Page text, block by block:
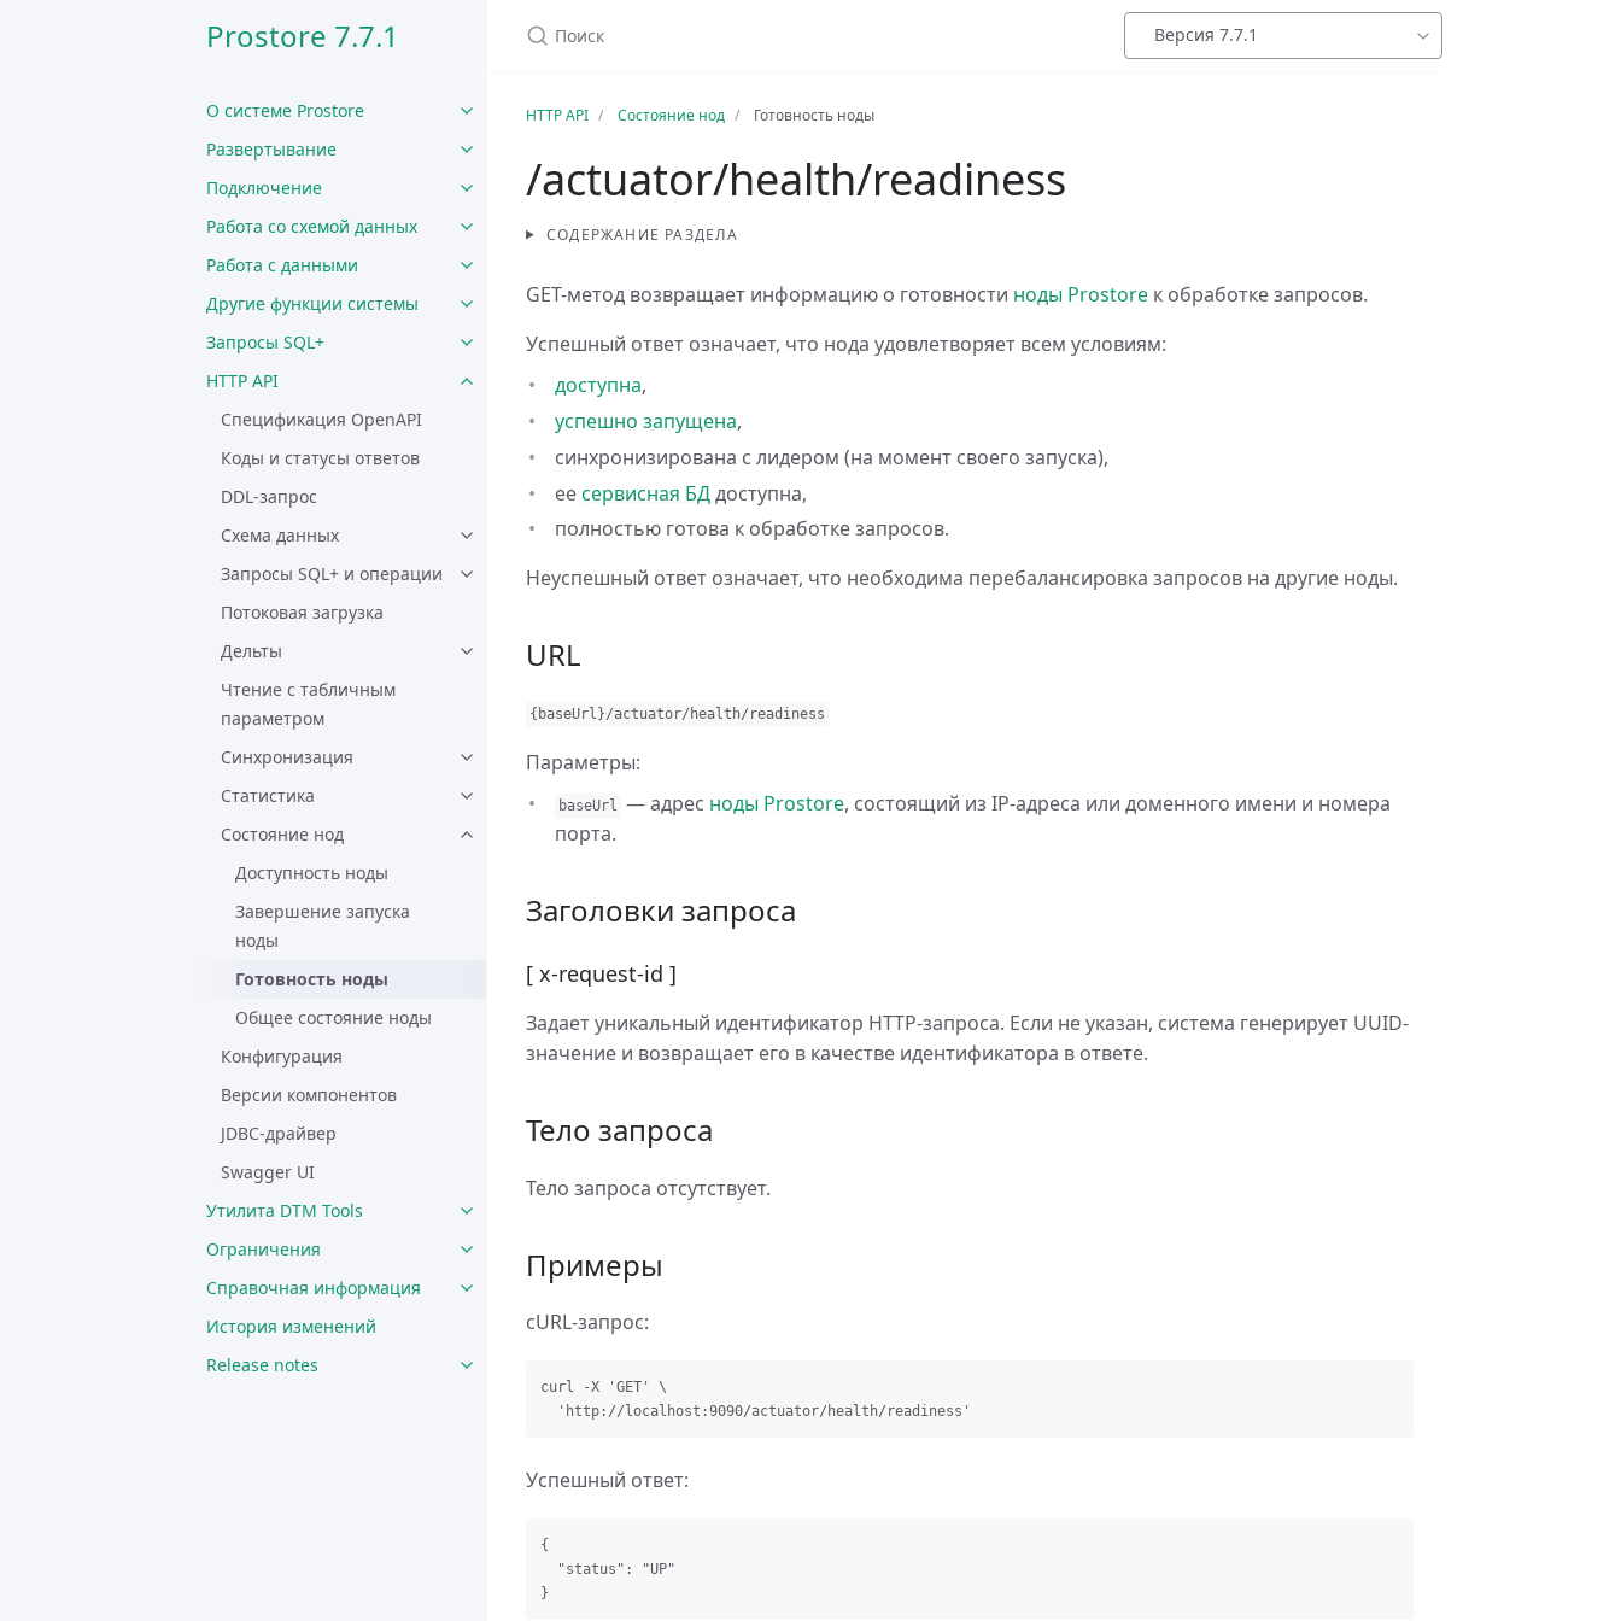
Prostore 7.7.1
О системе Prostore
Развертывание
Подключение
Работа со схемой данных
Работа с данными
Другие функции системы
Запросы SQL+
HTTP API
Спецификация OpenAPI
Коды и статусы ответов
DDL-запрос
Схема данных
Запросы SQL+ и операции
Потоковая загрузка
Дельты
Чтение с табличным
параметром
Синхронизация
Статистика
Состояние нод
Доступность ноды
Завершение запуска
ноды
Готовность ноды
Общее состояние ноды
Конфигурация
Версии компонентов
JDBC-драйвер
Swagger UI
Утилита DTM Tools
Ограничения
Справочная информация
История изменений
Release notes
Версия 7.7.1
HTTP API Состояние нод Готовность ноды
/actuator/health/readiness
СОДЕРЖАНИЕ РАЗДЕЛА
GET-метод возвращает информацию о готовности ноды Prostore к обработке запросов.
Успешный ответ означает, что нода удовлетворяет всем условиям:
доступна,
успешно запущена,
синхронизирована с лидером (на момент своего запуска),
еесервисная БДдоступна,
полностью готова к обработке запросов.
Неуспешный ответ означает, что необходима перебалансировка запросов на другие ноды.
URL
{ baseUrl }/actuator/ health/ readiness
Параметры:
baseUrl — адрес ноды Prostore, состоящий из IP-адреса или доменного имени и номера
порта.
Заголовки запроса
[ x-request-id ]
Задает уникальный идентификатор HTTP-запроса. Если не указан, система генерирует UUID-
значение и возвращает его в качестве идентификатора в ответе.
Тело запроса
Тело запроса отсутствует.
Примеры
cURL-запрос:
curl -X 'GET' \
Успешный ответ:
{
"status" :
"UP"
}